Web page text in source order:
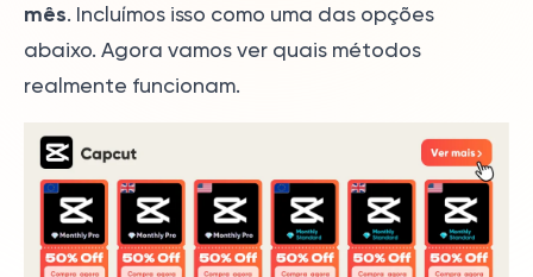
mês. Incluímos isso como uma das opções
abaixo. Agora vamos ver quais métodos
realmente funcionam.